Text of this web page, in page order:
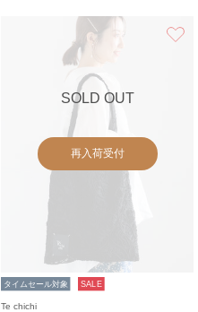
SOLD OUT
再入荷受付
タイムセール対象 SALE
Te chichi